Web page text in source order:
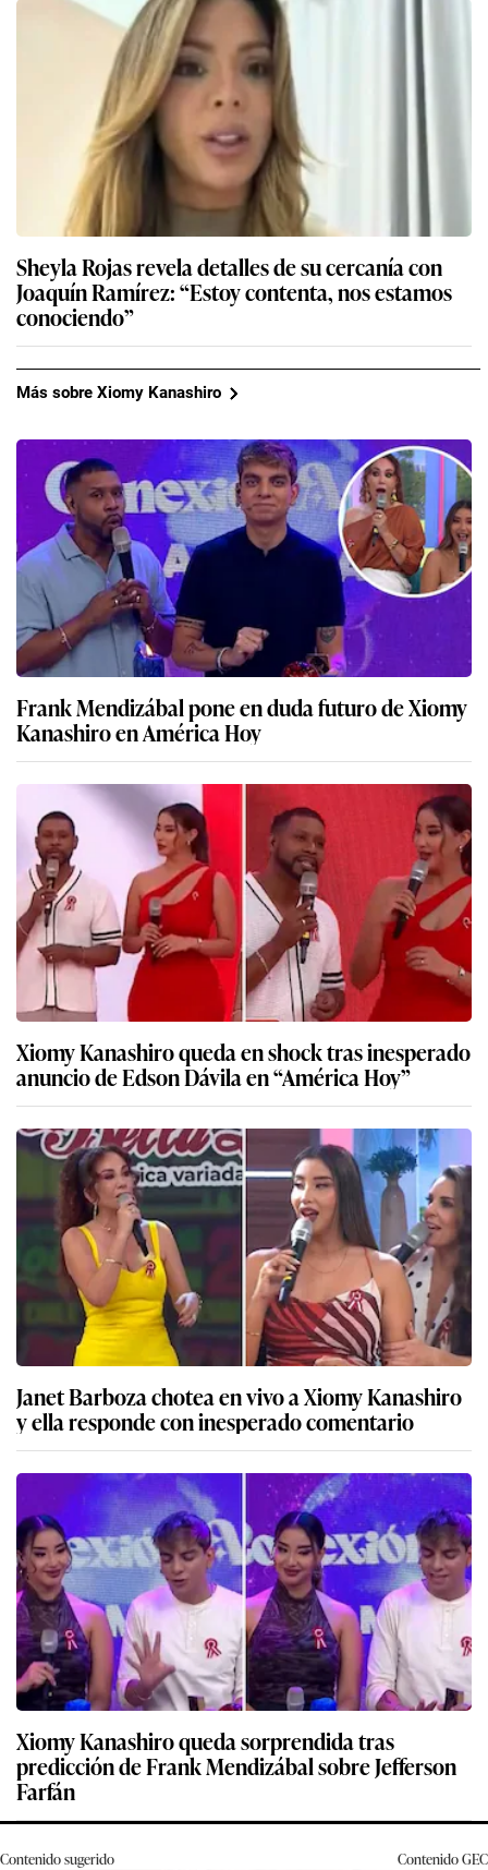
Sheyla Rojas revela detalles de su cercanía con
Joaquín Ramírez: “Estoy contenta, nos estamos
conociendo”
Más sobre Xiomy Kanashiro
Frank Mendizábal pone en duda futuro de Xiomy
Kanashiro en América Hoy
Xiomy Kanashiro queda en shock tras inesperado
anuncio de Edson Dávila en “América Hoy”
Janet Barboza chotea en vivo a Xiomy Kanashiro
y ella responde con inesperado comentario
Xiomy Kanashiro queda sorprendida tras
predicción de Frank Mendizábal sobre Jefferson
Farfán
Contenido sugerido ContenidoGEC